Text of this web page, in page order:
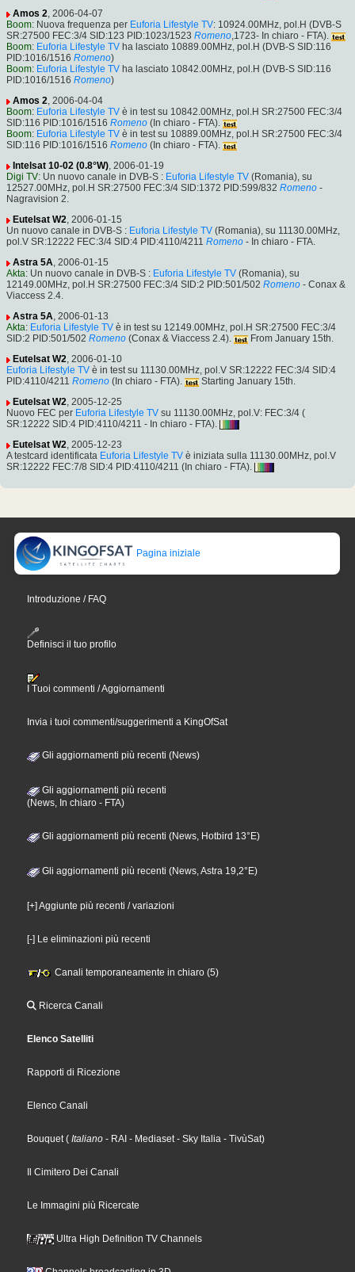
Amos 2, 2006-04-07
Boom: Nuova frequenza per Euforia Lifestyle TV: 10924.00MHz, pol.H (DVB-S
SR:27500 FEC:3/4 SID:123 PID:1023/1523 Romeno,1723- In chiaro - FTA).
Boom: Euforia Lifestyle TV ha lasciato 10889.00MHz, pol.H (DVB-S SID:116
PID:1016/1516 Romeno)
Boom: Euforia Lifestyle TV ha lasciato 10842.00MHz, pol.H (DVB-S SID:116
PID:1016/1516 Romeno)
Amos 2, 2006-04-04
Boom: Euforia Lifestyle TV è in test su 10842.00MHz, pol.H SR:27500 FEC:3/4
SID:116 PID:1016/1516 Romeno (In chiaro - FTA).
Boom: Euforia Lifestyle TV è in test su 10889.00MHz, pol.H SR:27500 FEC:3/4
SID:116 PID:1016/1516 Romeno (In chiaro - FTA).
Intelsat 10-02 (0.8°W), 2006-01-19
Digi TV: Un nuovo canale in DVB-S : Euforia Lifestyle TV (Romania), su
12527.00MHz, pol.H SR:27500 FEC:3/4 SID:1372 PID:599/832 Romeno -
Nagravision 2.
Eutelsat W2, 2006-01-15
Un nuovo canale in DVB-S : Euforia Lifestyle TV (Romania), su 11130.00MHz,
pol.V SR:12222 FEC:3/4 SID:4 PID:4110/4211 Romeno - In chiaro - FTA.
Astra 5A, 2006-01-15
Akta: Un nuovo canale in DVB-S : Euforia Lifestyle TV (Romania), su
12149.00MHz, pol.H SR:27500 FEC:3/4 SID:2 PID:501/502 Romeno - Conax &
Viaccess 2.4.
Astra 5A, 2006-01-13
Akta: Euforia Lifestyle TV è in test su 12149.00MHz, pol.H SR:27500 FEC:3/4
SID:2 PID:501/502 Romeno (Conax & Viaccess 2.4).
From January 15th.
Eutelsat W2, 2006-01-10
Euforia Lifestyle TV è in test su 11130.00MHz, pol.V SR:12222 FEC:3/4 SID:4
PID:4110/4211 Romeno (In chiaro - FTA).
Starting January 15th.
Eutelsat W2, 2005-12-25
Nuovo FEC per Euforia Lifestyle TV su 11130.00MHz, pol.V: FEC:3/4 (
SR:12222 SID:4 PID:4110/4211 - In chiaro - FTA).
Eutelsat W2, 2005-12-23
A testcard identificata Euforia Lifestyle TV è iniziata sulla 11130.00MHz, pol.V
SR:12222 FEC:7/8 SID:4 PID:4110/4211 (In chiaro - FTA).
Pagina iniziale
Introduzione / FAQ
Definisci il tuo profilo
I Tuoi commenti / Aggiornamenti
Invia i tuoi commenti/suggerimenti a KingOfSat
Gli aggiornamenti più recenti (News)
Gli aggiornamenti più recenti
(News, In chiaro - FTA)
Gli aggiornamenti più recenti (News, Hotbird 13°E)
Gli aggiornamenti più recenti (News, Astra 19,2°E)
[+] Aggiunte più recenti / variazioni
[-] Le eliminazioni più recenti
Canali temporaneamente in chiaro (5)
Ricerca Canali
Elenco Satelliti
Rapporti di Ricezione
Elenco Canali
Bouquet( Italiano - RAI - Mediaset- Sky Italia - TivùSat)
Il Cimitero Dei Canali
Le Immagini più Ricercate
Ultra High Definition TV Channels